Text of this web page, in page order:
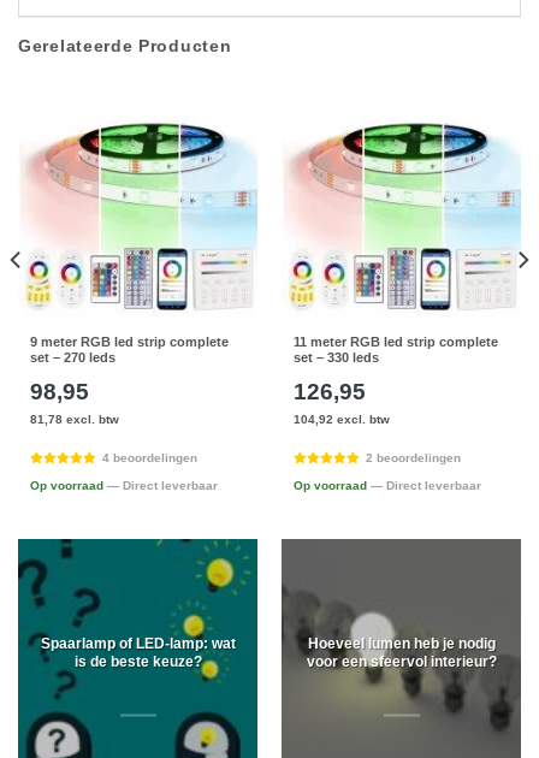
Gerelateerde Producten
9 meter RGB led strip complete
set – 270 leds
98,95
81,78 excl. btw
4 beoordelingen
Op voorraad — Direct leverbaar
11 meter RGB led strip complete
set – 330 leds
126,95
104,92 excl. btw
2 beoordelingen
Op voorraad — Direct leverbaar
Spaarlamp of LED-lamp: wat
is de beste keuze?
Hoeveel lumen heb je nodig
voor een sfeervol interieur?